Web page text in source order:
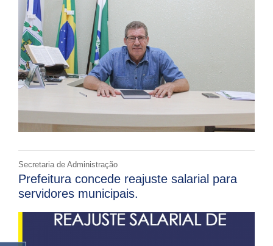
Secretaria de Administração
Prefeitura concede reajuste salarial para
servidores municipais.